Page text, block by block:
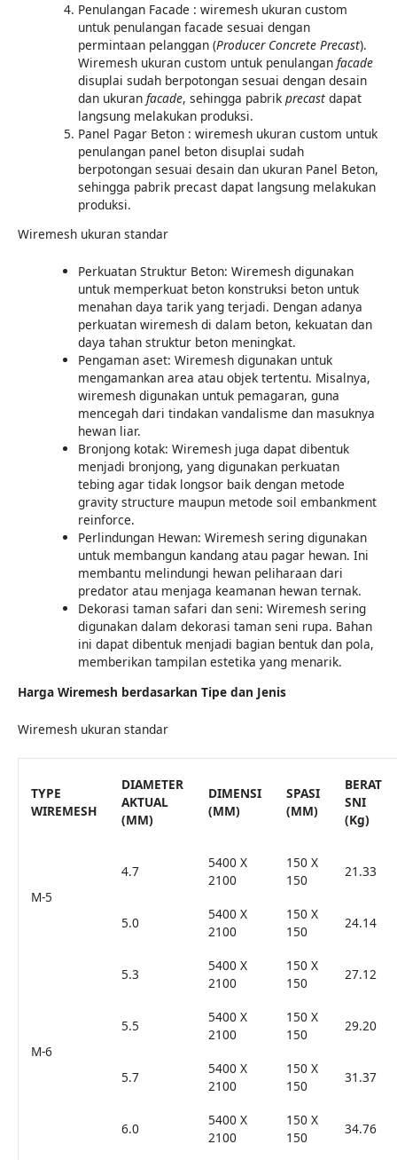
Penulangan Facade : wiremesh ukuran custom
untuk penulangan facade sesuai dengan
permintaan pelanggan (Producer Concrete Precast).
Wiremesh ukuran custom untuk penulanganfacade
disuplai sudah berpotongan sesuai dengan desain
dan ukuranfacade, sehingga pabrikprecast dapat
langsung melakukan produksi.
Panel Pagar Beton : wiremesh ukuran custom untuk
penulangan panel beton disuplai sudah
berpotongan sesuai desain dan ukuran Panel Beton,
sehingga pabrik precast dapat langsung melakukan
produksi.
Wiremesh ukuran standar
Perkuatan Struktur Beton: Wiremesh digunakan
untuk memperkuat beton konstruksi beton untuk
menahan daya tarik yang terjadi. Dengan adanya
perkuatan wiremesh di dalam beton, kekuatan dan
daya tahan struktur beton meningkat.
Pengaman aset: Wiremesh digunakan untuk
mengamankan area atau objek tertentu. Misalnya,
wiremesh digunakan untuk pemagaran, guna
mencegah dari tindakan vandalisme dan masuknya
hewan liar.
Bronjong kotak: Wiremesh juga dapat dibentuk
menjadi bronjong, yang digunakan perkuatan
tebing agar tidak longsor baik dengan metode
gravity structure maupun metode soil embankment
reinforce.
Perlindungan Hewan: Wiremesh sering digunakan
untuk membangun kandang atau pagar hewan. Ini
membantu melindungi hewan peliharaan dari
predator atau menjaga keamanan hewan ternak.
Dekorasi taman safari dan seni: Wiremesh sering
digunakan dalam dekorasi taman seni rupa. Bahan
ini dapat dibentuk menjadi bagian bentuk dan pola,
memberikan tampilan estetika yang menarik.
Harga Wiremesh berdasarkan Tipe dan Jenis
Wiremesh ukuran standar
TYPE
WIREMESH
DIAMETER
AKTUAL
(MM)
DIMENSI
(MM)
SPASI
(MM)
BERAT
SNI
(Kg)
M-5
4.7
5400 X
2100
150 X
150
21.33
5.0
5400 X
2100
150 X
150
24.14
M-6
5.3
5400 X
2100
150 X
150
27.12
5.5
5400 X
2100
150 X
150
29.20
5.7
5400 X
2100
150 X
150
31.37
6.0
5400 X
2100
150 X
150
34.76